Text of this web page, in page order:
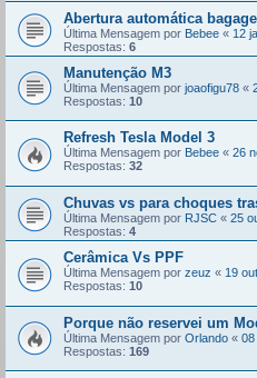
Abertura automática
Última Mensagem por Bebee « 12
Respostas: 6
Manutenção M3
Última Mensagem por joaofigu78 «
Respostas: 10
Refresh Tesla Model 3
Última Mensagem por Bebee « 26
Respostas: 32
Chuvas vs para choques
Última Mensagem por RJSC « 25
Respostas: 4
Cerâmica Vs PPF
Última Mensagem por zeuz « 19
Respostas: 10
Porque não reservei um
Última Mensagem por Orlando « 08
Respostas: 169